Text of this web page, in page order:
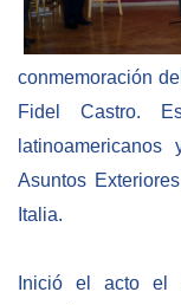
EUROsociAL
EL PAcCTO
EUROFRONT
COPOLAD III
AL-INVEST
conmemoración
Fidel Castro.
Asuntos
Italia.
Inició el acto el